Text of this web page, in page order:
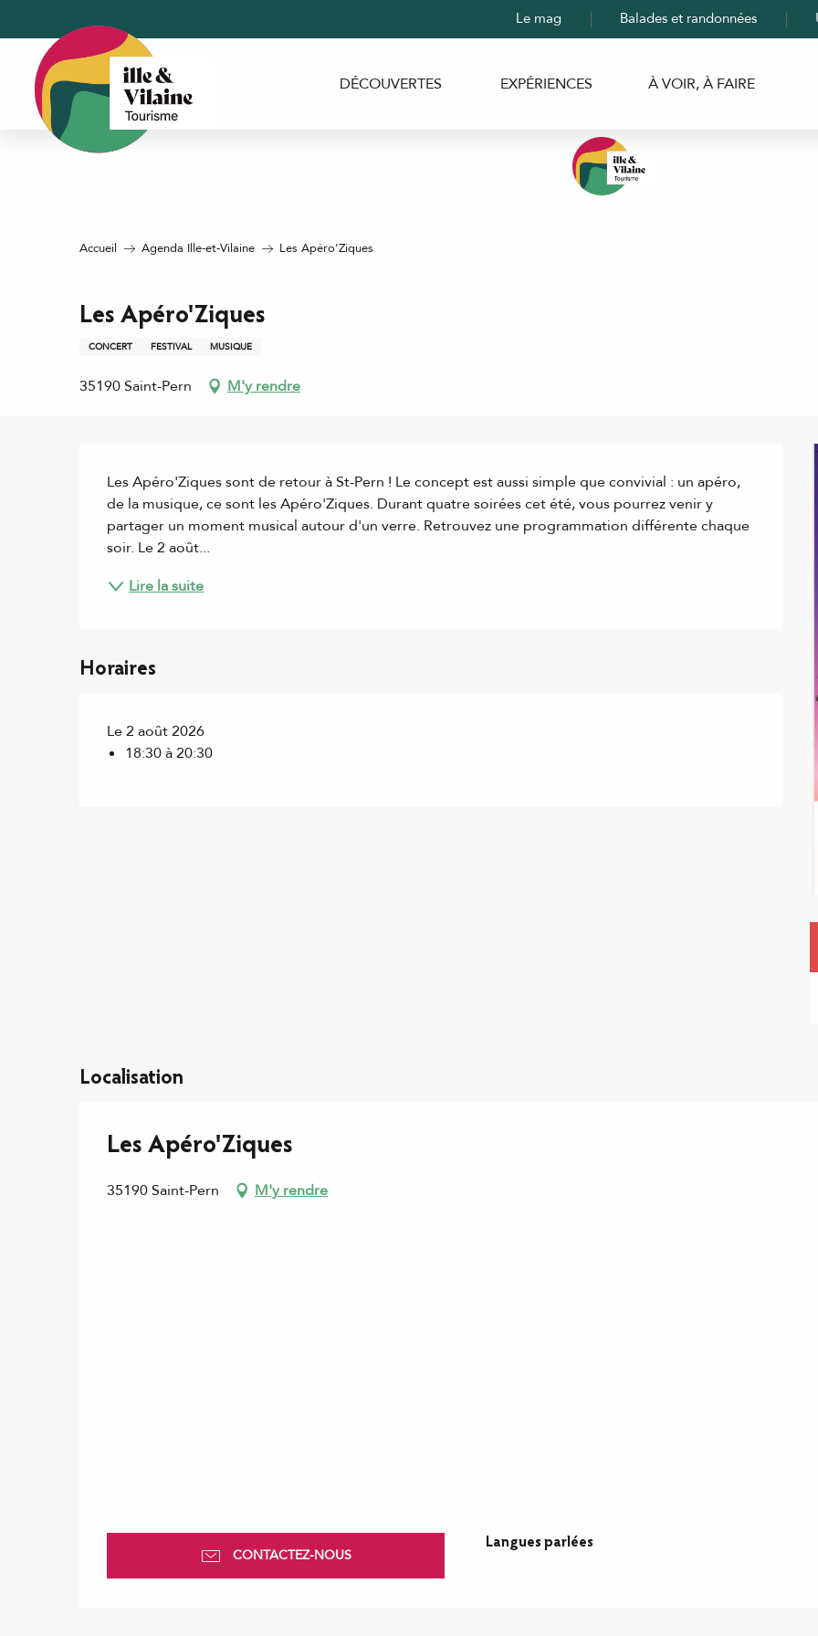
contenu
principal
Le mag Balades et randonnées
DÉCOUVERTES EXPÉRIENCES À VOIR, À FAIRE
Accueil Agenda Ille-et-Vilaine Les Apéro'Ziques
Les Apéro'Ziques
CONCERT FESTIVAL MUSIQUE
35190 Saint-Pern M'y rendre
Les Apéro'Ziques sont de retour à St-Pern ! Le concept est aussi simple que convivial : un apéro,
de la musique, ce sont les Apéro'Ziques. Durant quatre soirées cet été, vous pourrez venir y
partager un moment musical autour d'un verre. Retrouvez une programmation différente chaque
soir. Le 2 août...
Lire la suite
Horaires
Le 2 août 2026
18:30 à 20:30
Localisation
Les Apéro'Ziques
35190 Saint-Pern M'y rendre
CONTACTEZ-NOUS
Langues parlées
Langues parlées